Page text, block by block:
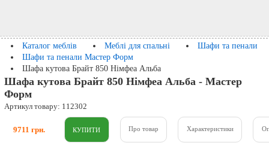
Каталог меблів Меблі для спальні
Шафи та пенали
Шафи та пенали Мастер Форм
Шафа кутова Брайт 850 Німфеа Альба
Шафа кутова Брайт 850 Німфеа Альба - Мастер
Форм
Артикул товару: 112302
9711 грн. Про товар Характеристики